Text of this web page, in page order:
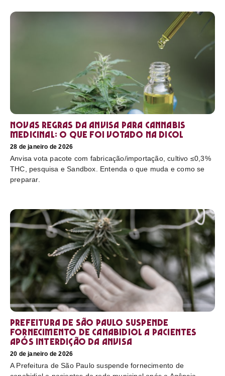
Novas regras da Anvisa para cannabis
medicinal: o que foi votado na Dicol
28 de janeiro de 2026
Anvisa vota pacote com fabricação/importação, cultivo ≤0,3%
THC, pesquisa e Sandbox. Entenda o que muda e como se
preparar.
Prefeitura de São Paulo suspende
fornecimento de canabidiol a pacientes
após interdição da Anvisa
20 de janeiro de 2026
A Prefeitura de São Paulo suspende fornecimento de